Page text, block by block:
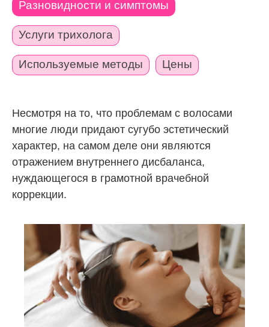
Разновидности и симптомы
Услуги трихолога
Используемые методы Цены
Несмотря на то, что проблемам с волосами
многие люди придают сугубо эстетический
характер, на самом деле они являются
отражением внутреннего дисбаланса,
нуждающегося в грамотной врачебной
коррекции.